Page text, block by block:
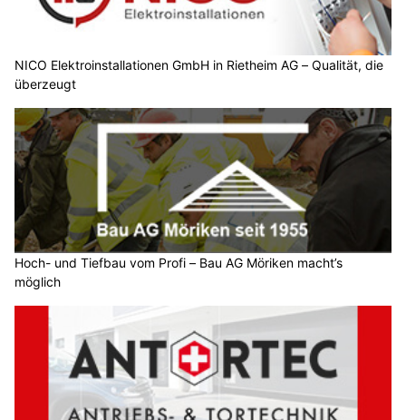
NICO Elektroinstallationen GmbH in Rietheim AG – Qualität, die
überzeugt
Hoch- und Tiefbau vom Profi – Bau AG Möriken macht’s
möglich